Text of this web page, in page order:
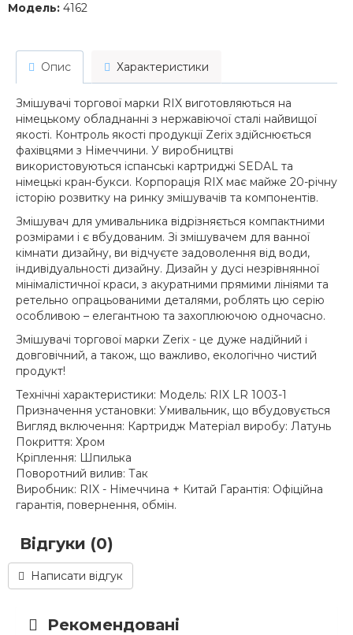
Модель: 4162
Опис Характеристики
Змішувачі торгової марки RIX виготовляються на
німецькому обладнанні з нержавіючої сталі найвищої
якості. Контроль якості продукції Zerix здійснюється
фахівцями з Німеччини. У виробництві
використовуються іспанські картриджі SEDAL та
німецькі кран-букси. Корпорація RIX має майже 20-річну
історію розвитку на ринку змішувачів та компонентів.
Змішувач для умивальника відрізняється компактними
розмірами і є вбудованим. Зі змішувачем для ванної
кімнати дизайну, ви відчуєте задоволення від води,
індивідуальності дизайну. Дизайн у дусі незрівнянної
мінімалістичної краси, з акуратними прямими лініями та
ретельно опрацьованими деталями, роблять цю серію
особливою – елегантною та захоплюючою одночасно.
Змішувачі торгової марки Zerix - це дуже надійний і
довговічний, а також, що важливо, екологічно чистий
продукт!
Технічні характеристики: Модель: RIX LR 1003-1
Призначення установки: Умивальник, що вбудовується
Вигляд включення: Картридж Матеріал виробу: Латунь
Покриття: Хром
Кріплення: Шпилька
Поворотний вилив: Так
Виробник: RIX - Німеччина + Китай Гарантія: Офіційна
гарантія, повернення, обмін.
Відгуки (0)
Написати відгук
Рекомендовані